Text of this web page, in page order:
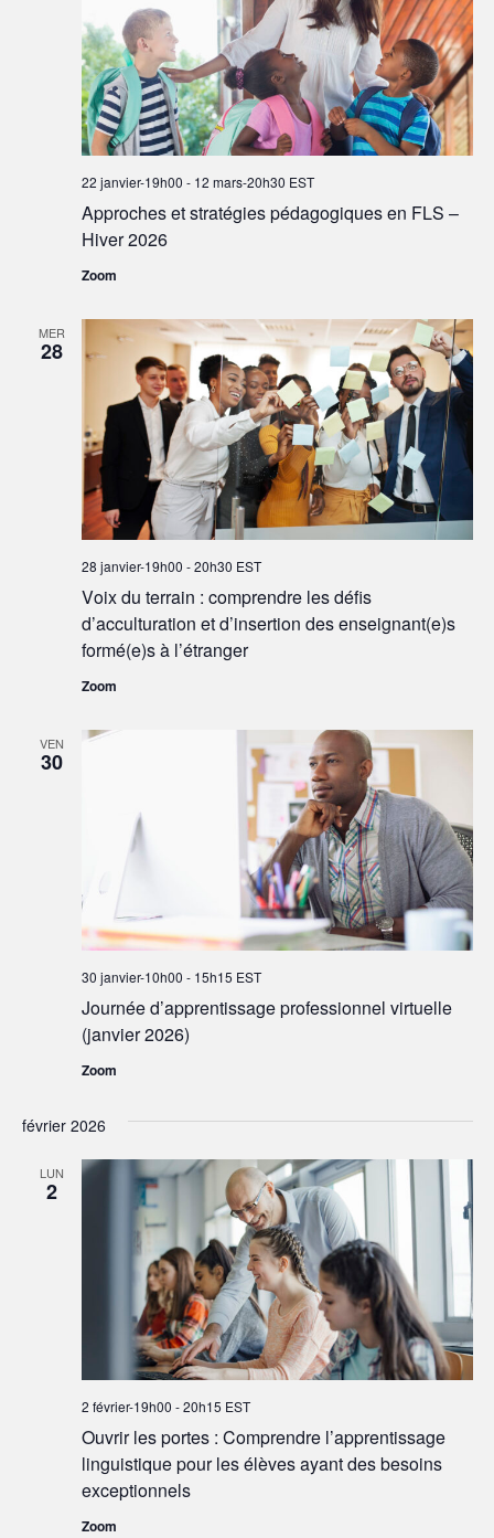
Approches et stratégies pédagogiques en FLS –
Hiver 2026
22 janvier-19h00 - 12 mars-20h30 EST
Zoom
MER
28
Voix du terrain : comprendre les défis
d’acculturation et d’insertion des enseignant(e)s
formé(e)s à l’étranger
28 janvier-19h00 -20h30 EST
Zoom
VEN
30
Journée d’apprentissage professionnel virtuelle
(janvier 2026)
30 janvier-10h00 - 15h15 EST
Zoom
février 2026
LUN
2
Ouvrir les portes : Comprendre l’apprentissage
linguistique pour les élèves ayant des besoins
exceptionnels
2 février-19h00 -20h15 EST
Zoom